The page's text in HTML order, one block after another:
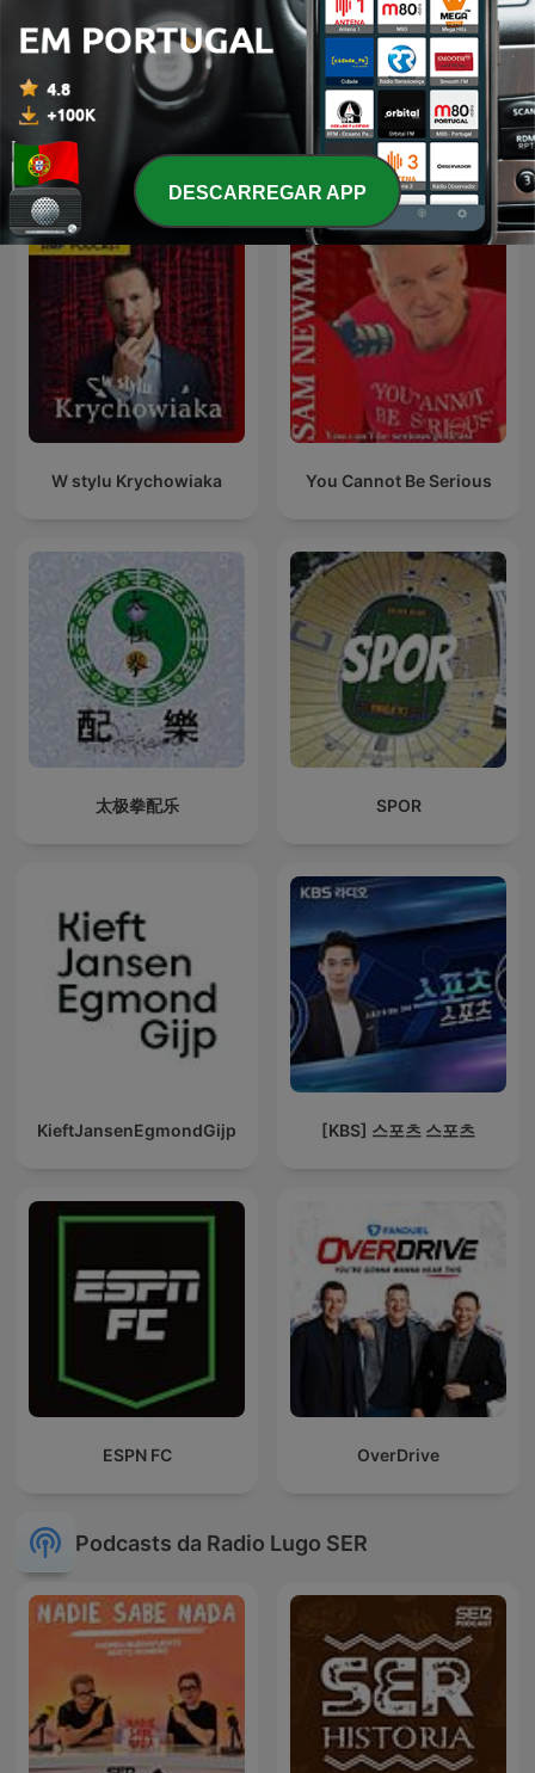
Vandaag Inside Audio Chess
W stylu Krychowiaka You Cannot Be Serious
太极拳配乐 SPOR
KieftJansenEgmondGijp [KBS] 스포츠 스포츠
ESPN FC OverDrive
Podcasts da Radio Lugo SER
DESCARREGAR APP